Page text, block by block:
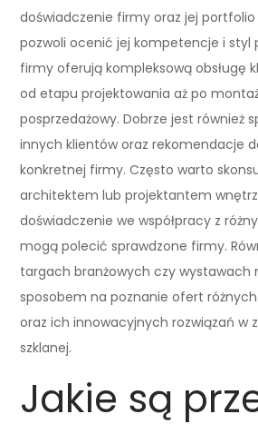
doświadczenie firmy oraz jej portfolio
pozwoli ocenić jej kompetencje i styl
firmy oferują kompleksową obsługę
od etapu projektowania aż po
posprzedażowy. Dobrze jest również
innych klientów oraz rekomendacje
konkretnej firmy. Często warto
architektem lub projektantem
doświadczenie we współpracy z
mogą polecić sprawdzone firmy.
targach branżowych czy wystawach
sposobem na poznanie ofert
oraz ich innowacyjnych rozwiązań w
szklanej.
Jakie są